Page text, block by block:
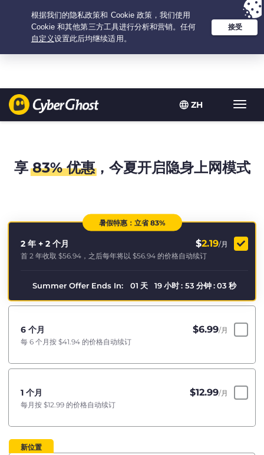
ZH
Your choice:The Best Dealfor 2.1666666666667-years at $2.19
/month
享83% 优惠，今夏开启隐身上网模式
暑假特惠：立省 83%
2 年 + 2 个月 $2.19/月
首 2 年收取 $56.94 ，之后每年将以 $56.94 的价格自动续订
Summer Offer Ends In: 01 天 19小时: 53 分钟:02 秒
6 个月 $6.99/月
每 6 个月按 $41.94 的价格自动续订
1 个月 $12.99/月
每月按 $12.99 的价格自动续订
新位置